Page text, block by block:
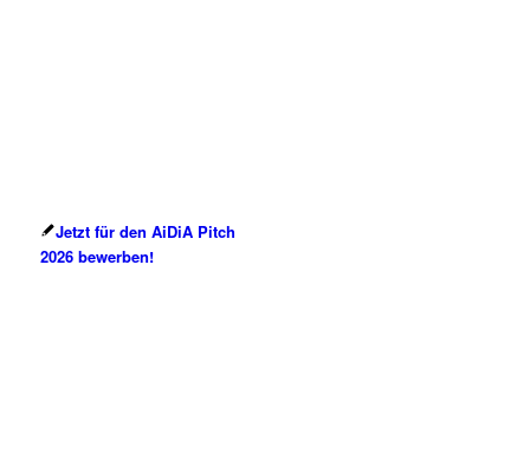
Jetzt für den AiDiA Pitch
2026 bewerben!